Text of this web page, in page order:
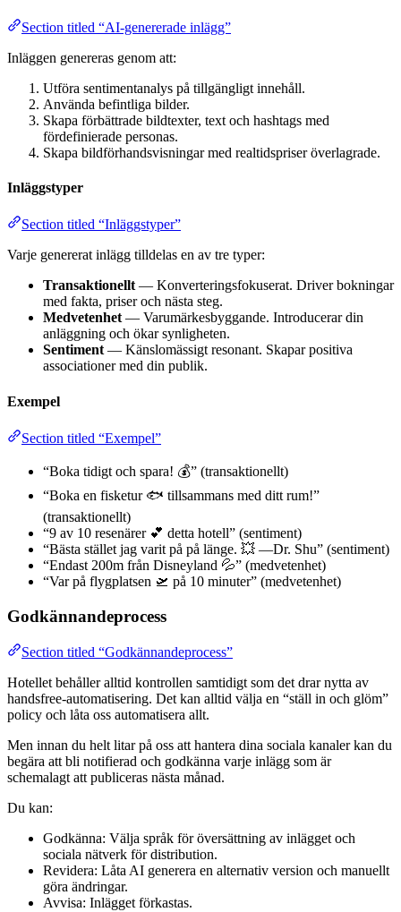
Section titled “AI-genererade inlägg”
Inläggen genereras genom att:
Utföra sentimentanalys på tillgängligt innehåll.
Använda befintliga bilder.
Skapa förbättrade bildtexter, text och hashtags med
fördefinierade personas.
Skapa bildförhandsvisningar med realtidspriser överlagrade.
Inläggstyper
Section titled “Inläggstyper”
Varje genererat inlägg tilldelas en av tre typer:
Transaktionellt — Konverteringsfokuserat. Driver bokningar
med fakta, priser och nästa steg.
Medvetenhet — Varumärkesbyggande. Introducerar din
anläggning och ökar synligheten.
Sentiment — Känslomässigt resonant. Skapar positiva
associationer med din publik.
Exempel
Section titled “Exempel”
“Boka tidigt och spara! 💰” (transaktionellt)
“Boka en fisketur 🐟 tillsammans med ditt rum!”
(transaktionellt)
“9 av 10 resenärer 💕 detta hotell” (sentiment)
“Bästa stället jag varit på på länge. 💥 —Dr. Shu” (sentiment)
“Endast 200m från Disneyland 💦” (medvetenhet)
“Var på flygplatsen 🛫 på 10 minuter” (medvetenhet)
Godkännandeprocess
Section titled “Godkännandeprocess”
Hotellet behåller alltid kontrollen samtidigt som det drar nytta av
handsfree-automatisering. Det kan alltid välja en “ställ in och glöm”
policy och låta oss automatisera allt.
Men innan du helt litar på oss att hantera dina sociala kanaler kan du
begära att bli notifierad och godkänna varje inlägg som är
schemalagt att publiceras nästa månad.
Du kan:
Godkänna: Välja språk för översättning av inlägget och
sociala nätverk för distribution.
Revidera: Låta AI generera en alternativ version och manuellt
göra ändringar.
Avvisa: Inlägget förkastas.